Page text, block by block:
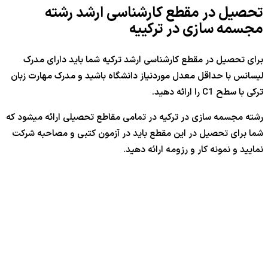
تحصیل در مقطع کارشناسی ارشد رشته
مجسمه سازی در ترکییه
برای تحصیل در مقطع کارشناسی ارشد ترکیه شما باید دارای مدرک
لیسانس با حداقل معدل موردنیاز دانشگاه باشید و مدرک مهارت زبان
ترکی با سطح C1 را ارائه دهید.
رشته مجسمه سازی در ترکیه در تمامی مقاطع تحصیلی ارائه می‍شود که
شما برای تحصیل در این مقطع باید در آزمون کتبی و مصاحبه شرکت
نمایید و نمونه کار و رزومه ارائه دهید.